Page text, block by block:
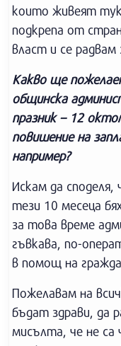
които живеят
подкрепа от
власт и се радвам
Какво ще
общинска
празник – 12
повишение на
например?
Искам да споделя,
тези 10 месеца
за това време
гъвкава, по-
в помощ на
Пожелавам на
бъдат здрави, да
мисълта, че не са